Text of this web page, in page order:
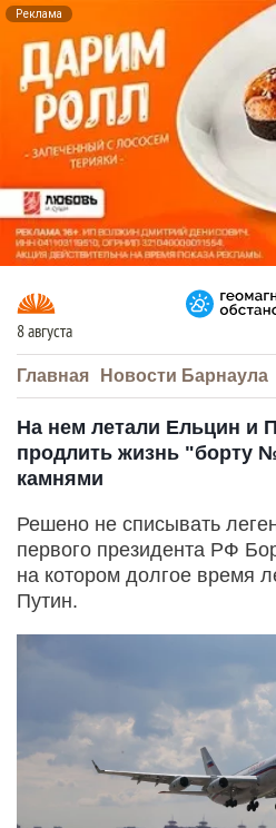
Реклама
8 августа
Главная Новости Барнаула
На нем летали Ельцин и
продлить жизнь "борту
камнями
Решено не списывать
первого президента РФ
на котором долгое время
Путин.